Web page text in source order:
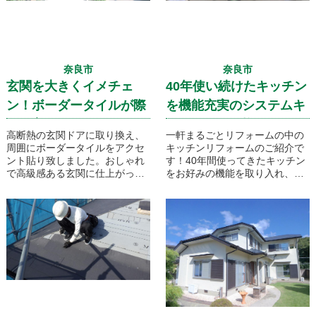
奈良市
玄関を大きくイメチェ
ン！ボーダータイルが際
高断熱の玄関ドアに取り換え、
周囲にボーダータイルをアクセ
ント貼り致しました。おしゃれ
で高級感ある玄関に仕上がって
奈良市
40年使い続けたキッチン
を機能充実のシステムキ
一軒まるごとリフォームの中の
キッチンリフォームのご紹介で
す！40年間使ってきたキッチン
をお好みの機能を取り入れ、使
ンへとリフォームいたします。
使い慣れたL型の形状はそのま
まにレンジフードやIHヒーター
などお掃除のしやすさも取り入
れています！